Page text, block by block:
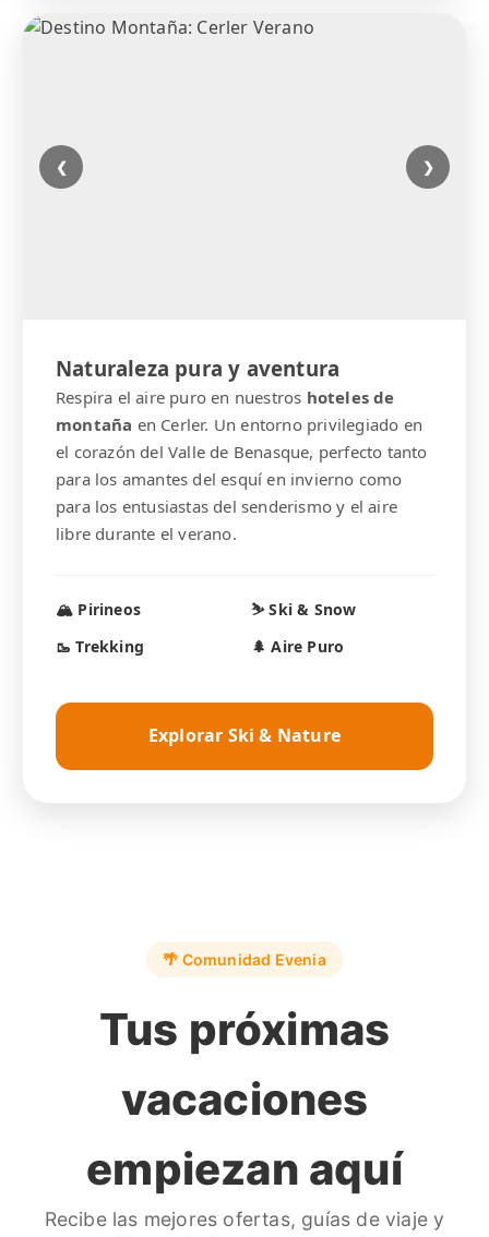
❮ ❯
Naturaleza pura y aventura
Respira el aire puro en nuestros hoteles de
montaña en Cerler. Un entorno privilegiado en
el corazón del Valle de Benasque, perfecto tanto
para los amantes del esquí en invierno como
para los entusiastas del senderismo y el aire
libre durante el verano.
🏔️ Pirineos
⛷️ Ski & Snow
🥾 Trekking
🌲 Aire Puro
Explorar Ski & Nature
🌴 Comunidad Evenia
Tus próximas
vacaciones
empiezan aquí
Recibe las mejores ofertas, guías de viaje y